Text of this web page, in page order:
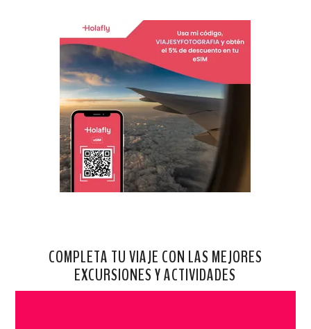
COMPLETA TU VIAJE CON LAS MEJORES
EXCURSIONES Y ACTIVIDADES